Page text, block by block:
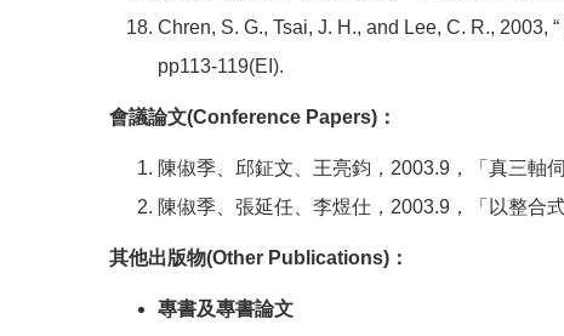
Chren, S. G., Tsai, J. H., and Lee, C. R., 2003,
pp113-119(EI).
會議論文(Conference Papers) ：
陳俶季、邱鉦文、王亮鈞，2003.9，「真三軸
陳俶季、張延任、李煜仕，2003.9，「以整合
其他出版物(Other Publications) ：
專書及專書論文